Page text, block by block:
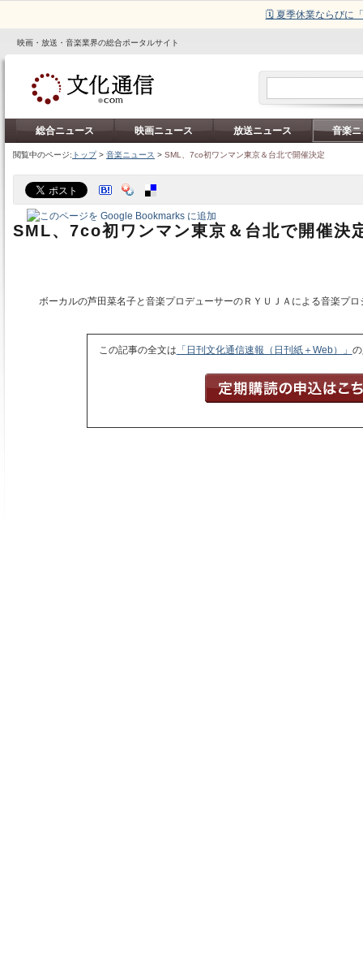
🗓️ 夏季休業ならびに
映画・放送・音楽業界の総合ポータルサイト
総合ニュース 映画ニュース 放送ニュース 音楽
閲覧中のページ: トップ> 音楽ニュース > SML、7co初ワンマン東京＆台北で開催決定
SML、7co初ワンマン東京＆台北で開催決
ボーカルの芦田菜名子と音楽プロデューサーのＲＹＵＪＡによる音楽プ
この記事の全文は 「日刊文化通信速報（日刊紙＋Web）」